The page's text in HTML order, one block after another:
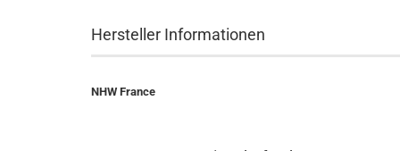
Hersteller Informationen
NHW France